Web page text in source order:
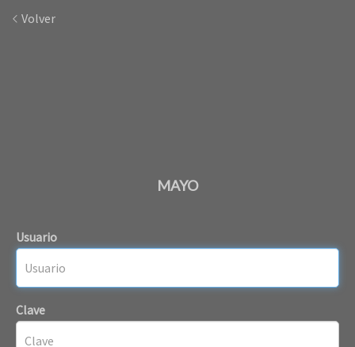
Volver
MAYO
Usuario
Clave